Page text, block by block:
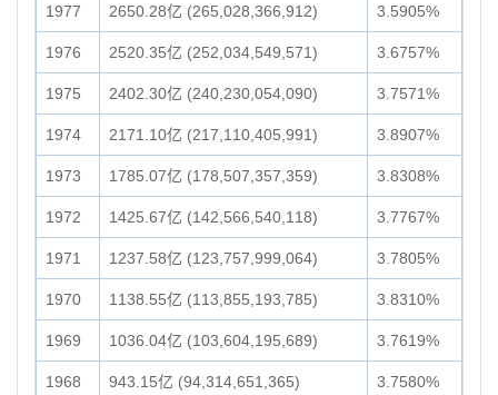
1977 2650.28亿 (265,028,366,912) 3.5905%
1976 2520.35亿 (252,034,549,571) 3.6757%
1975 2402.30亿 (240,230,054,090) 3.7571%
1974 2171.10亿 (217,110,405,991) 3.8907%
1973 1785.07亿 (178,507,357,359) 3.8308%
1972 1425.67亿 (142,566,540,118) 3.7767%
1971 1237.58亿 (123,757,999,064) 3.7805%
1970 1138.55亿 (113,855,193,785) 3.8310%
1969 1036.04亿 (103,604,195,689) 3.7619%
1968 943.15亿 (94,314,651,365) 3.7580%